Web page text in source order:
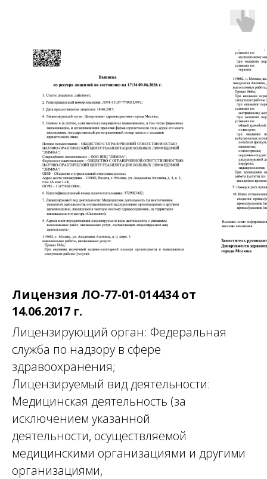
Лицензия ЛО-77-01-014434 от
14.06.2017 г.
Лицензирующий орган: Федеральная
служба по надзору в сфере
здравоохранения;
Лицензируемый вид деятельности:
Медицинская деятельность (за
исключением указанной
деятельности, осуществляемой
медицинскими организациями и другими
организациями,